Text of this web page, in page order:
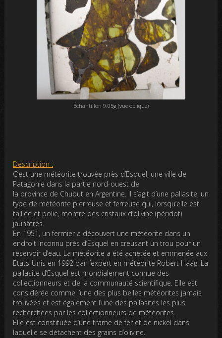
Échantillon 9.05g (vue oblique)
Description :
C’est une météorite trouvée près d’Esquel, une ville de
Patagonie dans la partie nord-ouest de
la province de Chubut en Argentine. Il s’agit d’une pallasite, un
type de météorite pierreuse et ferreuse qui, lorsqu’elle est
taillée et polie, montre des cristaux d’olivine (péridot)
jaunâtres.
En 1951, un fermier a découvert une météorite dans un
endroit inconnu près d’Esquel en creusant un trou pour un
réservoir d’eau. La météorite a été achetée et emmenée aux
États-Unis en 1992 par l’expert en météorite Robert Haag. La
pallasite d’Esquel est mondialement connue des
collectionneurs et de la communauté scientifique. Elle est
considérée comme l’une des plus belles météorites jamais
trouvées et est également l’une des pallasites les plus
recherchées par les collectionneurs de météorites.
Elle est constituée d’une trame de fer et de nickel dans
laquelle se détachent des grains d’olivine.